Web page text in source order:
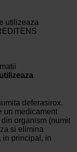
utilizeaza
deferasirox.
un medicament
organism (numit
si elimina
in principal, in